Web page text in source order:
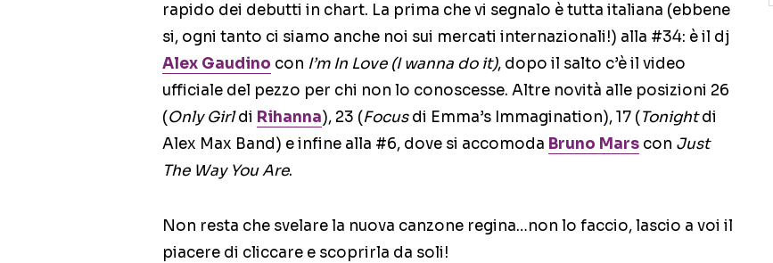
rapido dei debutti in chart. La prima che vi segnalo è tutta italiana (ebbene
si, ogni tanto ci siamo anche noi sui mercati internazionali!) alla #34: è il dj
Alex Gaudino con I’m In Love (I wanna do it), dopo il salto c’è il video
ufficiale del pezzo per chi non lo conoscesse. Altre novità alle posizioni 26
(Only Girldi Rihanna), 23 (Focusdi Emma’s Immagination), 17 (Tonightdi
Alex Max Band) e infine alla #6, dove si accomoda Bruno Mars con Just
The Way You Are.
Non resta che svelare la nuova canzone regina…non lo faccio, lascio a voi il
piacere di cliccare e scoprirla da soli!